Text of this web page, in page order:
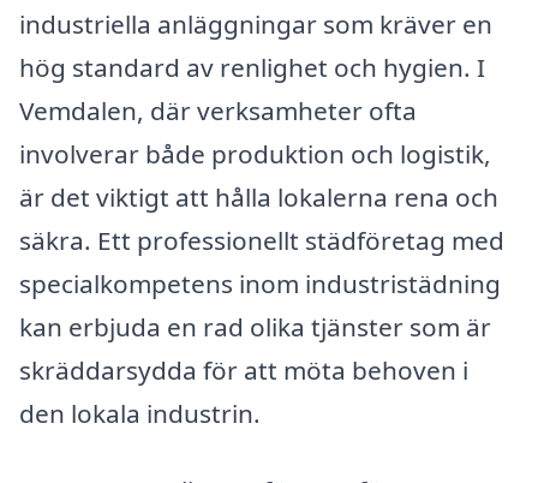
industriella anläggningar som kräver en
hög standard av renlighet och hygien. I
Vemdalen, där verksamheter ofta
involverar både produktion och logistik,
är det viktigt att hålla lokalerna rena och
säkra. Ett professionellt städföretag med
specialkompetens inom industristädning
kan erbjuda en rad olika tjänster som är
skräddarsydda för att möta behoven i
den lokala industrin.